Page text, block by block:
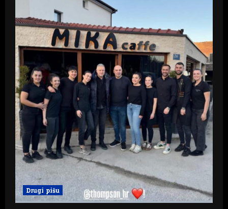
Drugi pišu